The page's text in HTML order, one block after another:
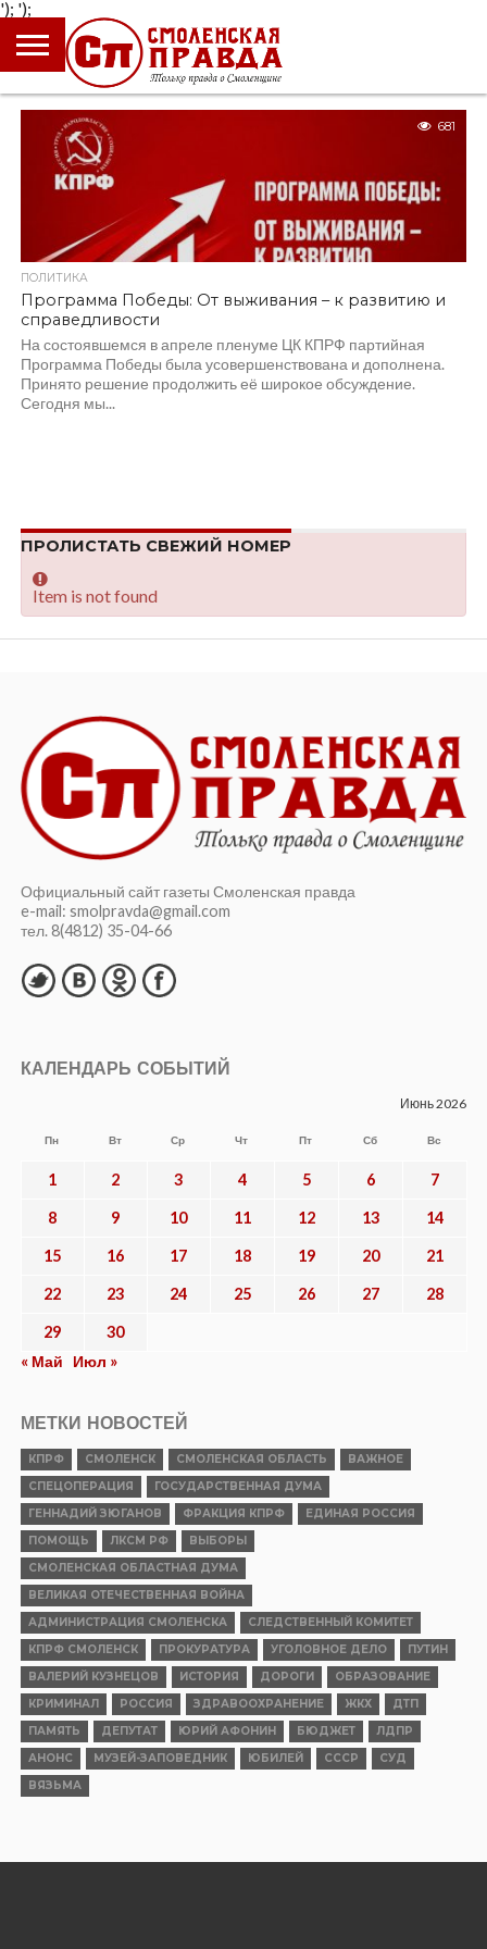
');
ГЛАВНАЯ
НОВОСТИ
ПРОИСШЕСТВИЯ
ПОЛИТИКА
КУЛЬТУРА
ЭКОНОМИКА
ОБЩЕСТВО
БЛОГИ
681
ПОЛИТИКА
Программа Победы: От выживания – к развитию и
справедливости
На состоявшемся в апреле пленуме ЦК КПРФ партийная
Программа Победы была усовершенствована и дополнена.
Принято решение продолжить её широкое обсуждение.
Сегодня мы...
ПРОЛИСТАТЬ СВЕЖИЙ НОМЕР
Item is not found
Официальный сайт газеты Смоленская правда
e-mail: smolpravda@gmail.com
тел. 8(4812) 35-04-66
КАЛЕНДАРЬ СОБЫТИЙ
Июнь 2026
Пн Вт Ср Чт Пт Сб Вс
1 2 3 4 5 6 7
8 9 10 11 12 13 14
15 16 17 18 19 20 21
22 23 24 25 26 27 28
29
30
« Май
Июл »
МЕТКИ НОВОСТЕЙ
КПРФ СМОЛЕНСК СМОЛЕНСКАЯ ОБЛАСТЬ
ВАЖНОЕ
СПЕЦОПЕРАЦИЯ
ГОСУДАРСТВЕННАЯ ДУМА
ГЕННАДИЙ ЗЮГАНОВ
ФРАКЦИЯ КПРФ
ЕДИНАЯ РОССИЯ
ПОМОЩЬ
ЛКСМ РФ
ВЫБОРЫ
СМОЛЕНСКАЯ ОБЛАСТНАЯ ДУМА
ВЕЛИКАЯ ОТЕЧЕСТВЕННАЯ ВОЙНА
АДМИНИСТРАЦИЯ СМОЛЕНСКА
СЛЕДСТВЕННЫЙ КОМИТЕТ
КПРФ СМОЛЕНСК
ПРОКУРАТУРА УГОЛОВНОЕ ДЕЛО
ПУТИН
ВАЛЕРИЙ КУЗНЕЦОВ
ИСТОРИЯ ДОРОГИ
ОБРАЗОВАНИЕ
КРИМИНАЛ
РОССИЯ ЗДРАВООХРАНЕНИЕ ЖКХ
ДТП
ПАМЯТЬ
ДЕПУТАТ ЮРИЙ АФОНИН БЮДЖЕТ
ЛДПР
АНОНС
МУЗЕЙ-ЗАПОВЕДНИК ЮБИЛЕЙ СССР
СУД
ВЯЗЬМА
');